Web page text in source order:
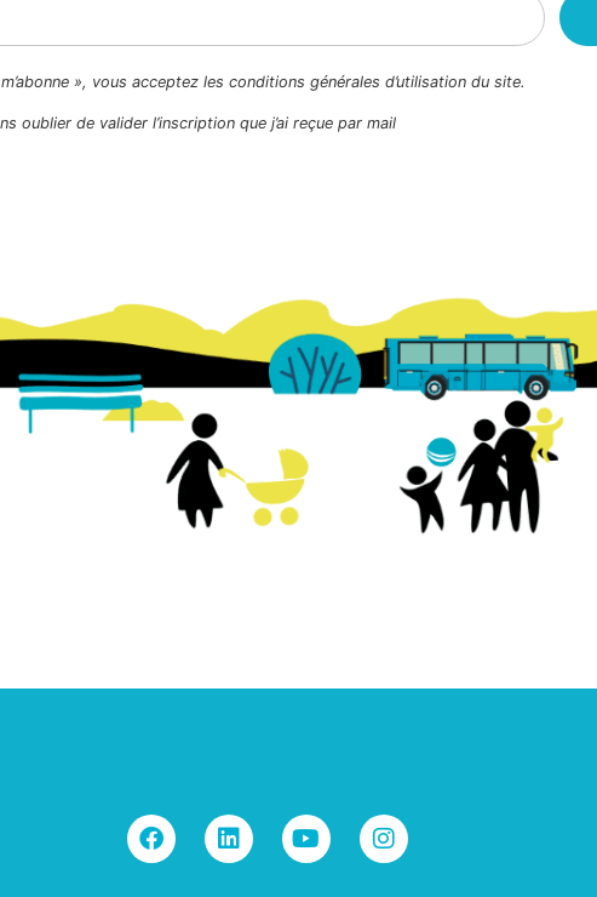
», vous acceptez les conditions générales d’utilisation du site.
oublier de valider l’inscription que j’ai reçue par mail